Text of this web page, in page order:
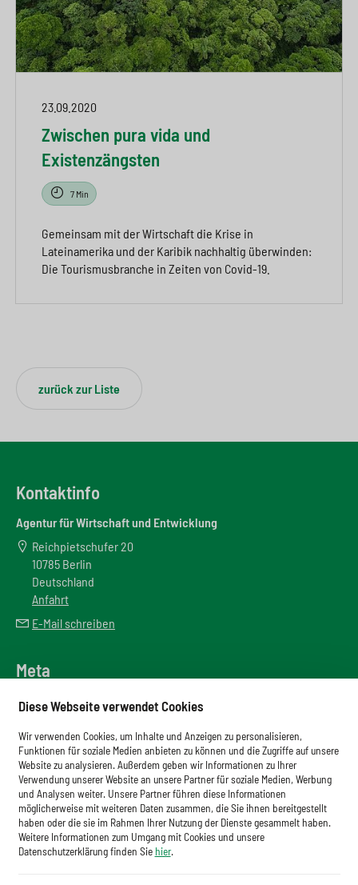
23.09.2020
Zwischen pura vida und
Existenzängsten
7 Min
Gemeinsam mit der Wirtschaft die Krise in
Lateinamerika und der Karibik nachhaltig überwinden:
Die Tourismusbranche in Zeiten von Covid-19.
zurück zur Liste
Kontaktinfo
Agentur für Wirtschaft und Entwicklung
Reichpietschufer 20
10785 Berlin
Deutschland
Anfahrt
E-Mail schreiben
Meta
Downloadbereich
Glossar
Impressum
Datenschutz
Cookies
Diese Webseite verwendet Cookies
Wir verwenden Cookies, um Inhalte und Anzeigen zu personalisieren,
Funktionen für soziale Medien anbieten zu können und die Zugriffe auf unsere
Website zu analysieren. Außerdem geben wir Informationen zu Ihrer
Verwendung unserer Website an unsere Partner für soziale Medien, Werbung
und Analysen weiter. Unsere Partner führen diese Informationen
möglicherweise mit weiteren Daten zusammen, die Sie ihnen bereitgestellt
haben oder die sie im Rahmen Ihrer Nutzung der Dienste gesammelt haben.
Weitere Informationen zum Umgang mit Cookies und unsere
Datenschutzerklärung finden Sie hier.